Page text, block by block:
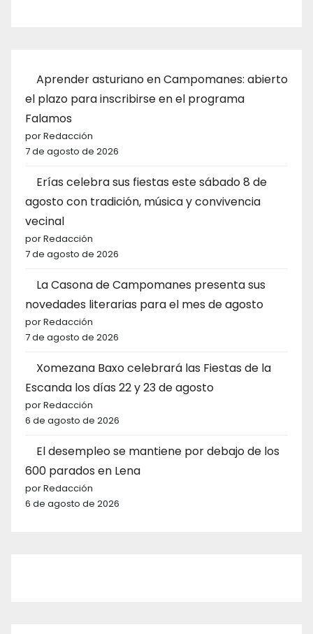
Aprender asturiano en Campomanes: abierto
el plazo para inscribirse en el programa
Falamos
por Redacción
7 de agosto de 2026
Erías celebra sus fiestas este sábado 8 de
agosto con tradición, música y convivencia
vecinal
por Redacción
7 de agosto de 2026
La Casona de Campomanes presenta sus
novedades literarias para el mes de agosto
por Redacción
7 de agosto de 2026
Xomezana Baxo celebrará las Fiestas de la
Escanda los días 22 y 23 de agosto
por Redacción
6 de agosto de 2026
El desempleo se mantiene por debajo de los
600 parados en Lena
por Redacción
6 de agosto de 2026